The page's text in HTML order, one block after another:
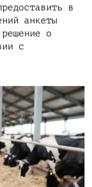
в
анкеты
о
с